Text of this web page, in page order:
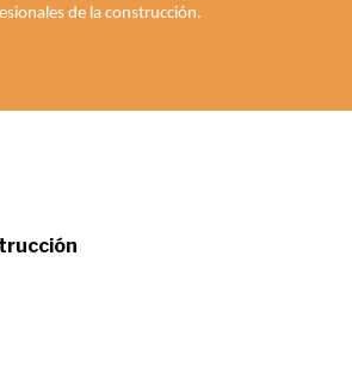
de la construcción.